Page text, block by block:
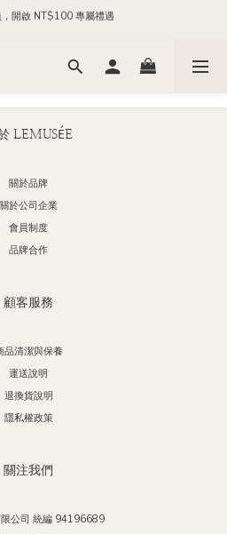
下單，現貨商品隔日出貨
開啟 NT$100 專屬禮遇
LEMUSÉE
關於品牌
關於公司企業
會員制度
品牌合作
顧客服務
品清潔與保養
運送說明
退換貨說明
隱私權政策
關注我們
公司 統編 94196689